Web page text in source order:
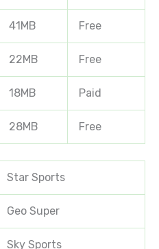
41MB Free
22MB Free
18MB Paid
28MB Free
Star Sports
Geo Super
Sky Sports